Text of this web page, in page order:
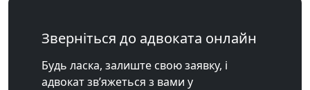
Зверніться до адвоката онлайн
Будь ласка, залиште свою заявку, і
адвокат зв’яжеться з вами у